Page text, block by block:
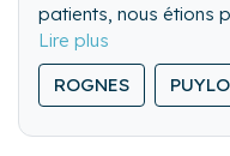
patients, nous étions
professionnel. Créer
évidence afin de
animé :
ROGNES